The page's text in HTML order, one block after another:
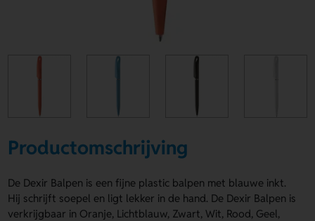
Productomschrijving
De Dexir Balpen is een fijne plastic balpen met blauwe inkt.
Hij schrijft soepel en ligt lekker in de hand. De Dexir Balpen is
verkrijgbaar in Oranje, Lichtblauw, Zwart, Wit, Rood, Geel,